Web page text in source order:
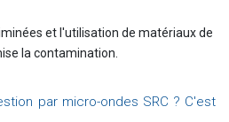
et l'utilisation de matériaux de
la contamination.
par micro-ondes SRC ? C'est